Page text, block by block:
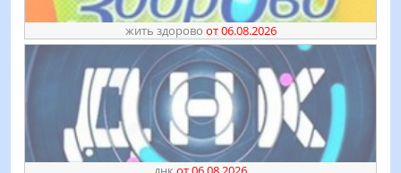
жить здорово от 06.08.2026